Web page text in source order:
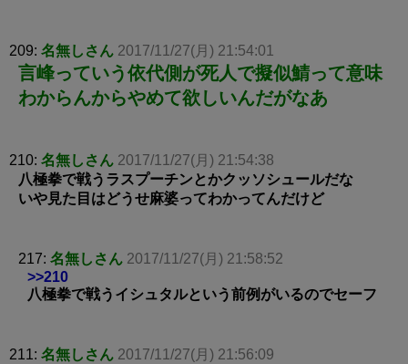
209: 名無しさん 2017/11/27(月) 21:54:01
言峰っていう依代側が死人で擬似鯖って意味
わからんからやめて欲しいんだがなあ
210: 名無しさん 2017/11/27(月) 21:54:38
八極拳で戦うラスプーチンとかクッソシュールだな
いや見た目はどうせ麻婆ってわかってんだけど
217: 名無しさん 2017/11/27(月) 21:58:52
>>210
八極拳で戦うイシュタルという前例がいるのでセーフ
211: 名無しさん 2017/11/27(月) 21:56:09